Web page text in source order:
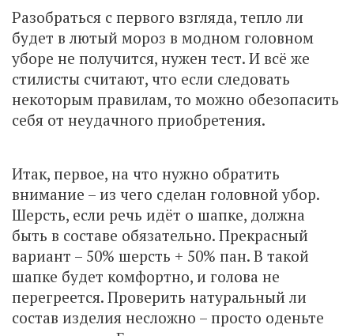
Разобраться с первого взгляда, тепло ли
будет в лютый мороз в модном головном
уборе не получится, нужен тест. И всё же
стилисты считают, что если следовать
некоторым правилам, то можно обезопасить
себя от неудачного приобретения.
Итак, первое, на что нужно обратить
внимание – из чего сделан головной убор.
Шерсть, если речь идёт о шапке, должна
быть в составе обязательно. Прекрасный
вариант – 50% шерсть + 50% пан. В такой
шапке будет комфортно, и голова не
перегреется. Проверить натуральный ли
состав изделия несложно – просто оденьте